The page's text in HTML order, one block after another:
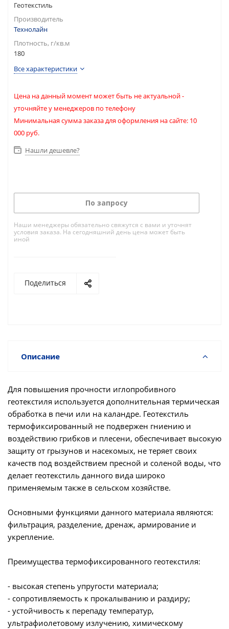
Геотекстиль
Производитель
Технолайн
Плотность, г/кв.м
180
Все характеристики
Цена на данный момент может быть не актуальной -
уточняйте у менеджеров по телефону
Минимальная сумма заказа для оформления на сайте: 10
000 руб.
Нашли дешевле?
По запросу
Наши менеджеры обязательно свяжутся с вами и уточнят
условия заказа. На сегодняшний день цена может быть
иной
Поделиться
Описание
Для повышения прочности иглопробивного
геотекстиля используется дополнительная термическая
обработка в печи или на каландре. Геотекстиль
термофиксированный не подвержен гниению и
воздействию грибков и плесени, обеспечивает высокую
защиту от грызунов и насекомых, не теряет своих
качеств под воздействием пресной и соленой воды, что
делает геотекстиль данного вида широко
применяемым также в сельском хозяйстве.
Основными функциями данного материала являются:
фильтрация, разделение, дренаж, армирование и
укрепление.
Преимущества термофиксированного геотекстиля:
- высокая степень упругости материала;
- сопротивляемость к прокалыванию и раздиру;
- устойчивость к перепаду температур,
ультрафиолетовому излучению, химическому